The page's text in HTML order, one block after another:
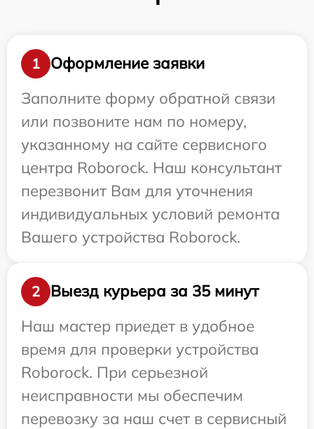
1
Оформление заявки
Заполните форму обратной связи
или позвоните нам по номеру,
указанному на сайте сервисного
центра Roborock. Наш консультант
перезвонит Вам для уточнения
индивидуальных условий ремонта
Вашего устройства Roborock.
2
Выезд курьера за 35 минут
Наш мастер приедет в удобное
время для проверки устройства
Roborock. При серьезной
неисправности мы обеспечим
перевозку за наш счет в сервисный